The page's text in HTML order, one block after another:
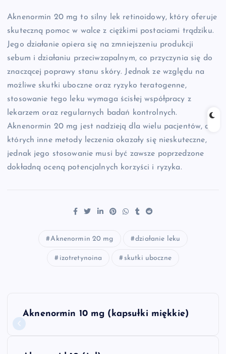
Aknenormin 20 mg to silny lek retinoidowy, który oferuje
skuteczną pomoc w walce z ciężkimi postaciami trądziku.
Jego działanie opiera się na zmniejszeniu produkcji
sebum i działaniu przeciwzapalnym, co przyczynia się do
znaczącej poprawy stanu skóry. Jednak ze względu na
możliwe skutki uboczne oraz ryzyko teratogenne,
stosowanie tego leku wymaga ścisłej współpracy z
lekarzem oraz regularnych badań kontrolnych.
Aknenormin 20 mg jest nadzieją dla wielu pacjentów, dla
których inne metody leczenia okazały się nieskuteczne,
jednak jego stosowanie musi być zawsze poprzedzone
dokładną oceną potencjalnych korzyści i ryzyka.
Aknenormin 20 mg działanie leku
izotretynoina skutki uboczne
a
Aknenormin 10 mg (kapsułki miękkie)